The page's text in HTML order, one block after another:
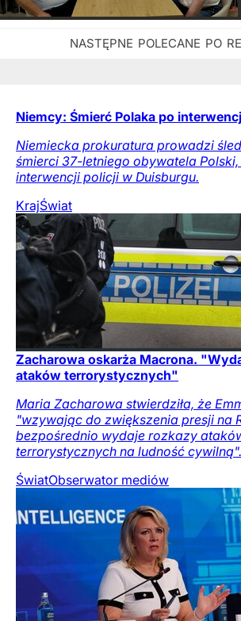
Niemcy: Śmierć Polaka po
Niemiecka prokuratura prowadzi
śmierci 37-letniego obywatela Polski,
interwencji policji w Duisburgu.
KrajŚwiat
Zacharowa oskarża Macrona.
ataków terrorystycznych"
Maria Zacharowa stwierdziła, że
"wzywając do zwiększenia presji na
bezpośrednio wydaje rozkazy
terrorystycznych na ludność cywilną".
ŚwiatObserwator mediów